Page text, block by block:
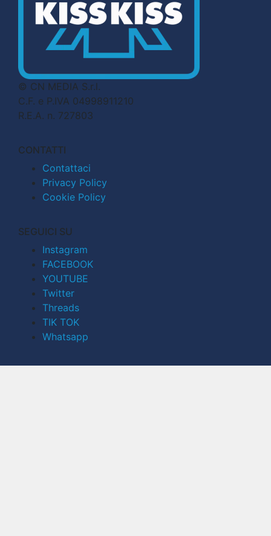
© CN MEDIA S.r.l.
C.F. e P.IVA 04998911210
R.E.A. n. 727803
CONTATTI
Contattaci
Privacy Policy
Cookie Policy
SEGUICI SU
Instagram
FACEBOOK
YOUTUBE
Twitter
Threads
TIK TOK
Whatsapp